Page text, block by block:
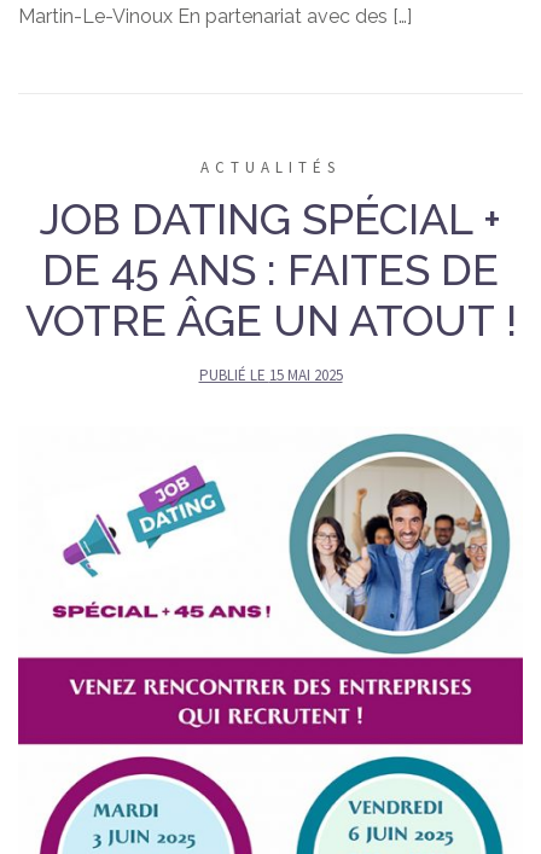
Martin-Le-Vinoux En partenariat avec des […]
ACTUALITÉS
JOB DATING SPÉCIAL +
DE 45 ANS : FAITES DE
VOTRE ÂGE UN ATOUT !
PUBLIÉ LE 15 MAI 2025